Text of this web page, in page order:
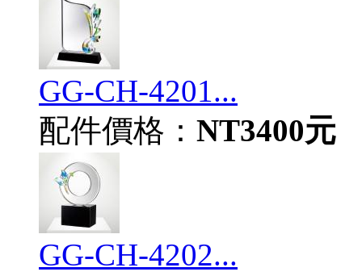
GG-CH-4201...
配件價格： NT3400元
GG-CH-4202...